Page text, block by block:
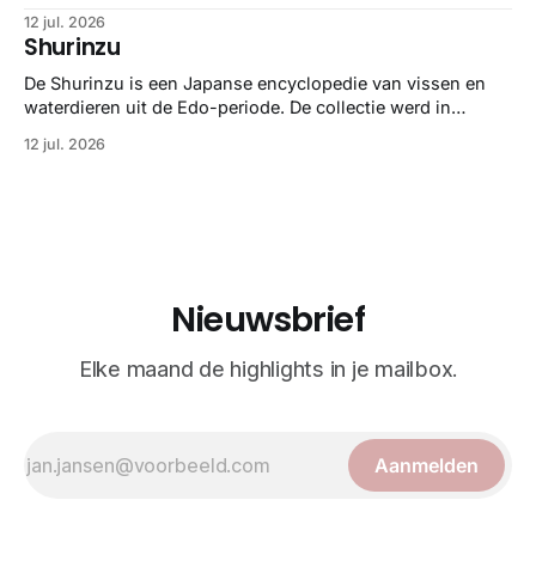
gedetailleerd overzicht van kwallensoorten en hun
taxonomie. Het boek staat bekend om de combinatie van
strikte wetenschap met prachtige, handgetekende
illustraties en kleurendrukplaten van Mayer zelf.
12 jul. 2026
Shurinzu
De Shurinzu is een Japanse encyclopedie van vissen en
waterdieren uit de Edo-periode. De collectie werd in
bekend om verfijnde technieken en bijna driedimensionale
12 jul. 2026
Nieuwsbrief
Elke maand de highlights in je mailbox.
Aanmelden